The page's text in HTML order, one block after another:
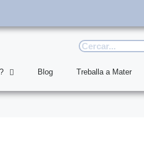
Blog Treballa a Mater